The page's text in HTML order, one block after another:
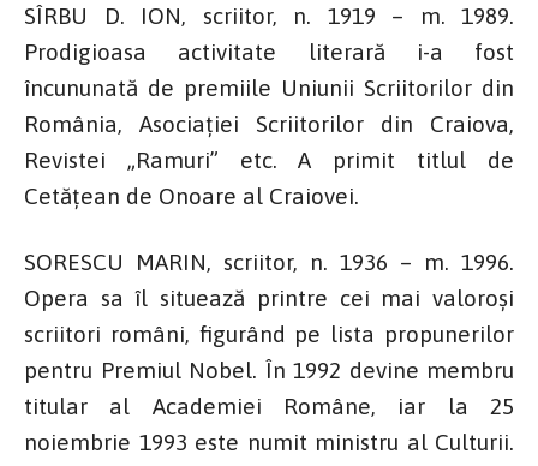
SÎRBU D. ION, scriitor, n. 1919 – m. 1989.
Prodigioasa activitate literară i-a fost
încununată de premiile Uniunii Scriitorilor din
România, Asociației Scriitorilor din Craiova,
Revistei „Ramuri” etc. A primit titlul de
Cetățean de Onoare al Craiovei.
SORESCU MARIN, scriitor, n. 1936 – m. 1996.
Opera sa îl situează printre cei mai valoroși
scriitori români, figurând pe lista propunerilor
pentru Premiul Nobel. În 1992 devine membru
titular al Academiei Române, iar la 25
noiembrie 1993 este numit ministru al Culturii.